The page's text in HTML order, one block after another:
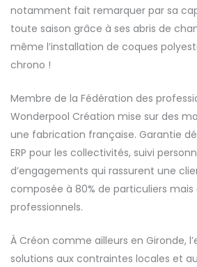
notamment fait remarquer par sa
toute saison grâce à ses abris de
même l’installation de coques
chrono !
Membre de la Fédération des
Wonderpool Création mise sur des
une fabrication française. Garantie
ERP pour les collectivités, suivi
d’engagements qui rassurent une
composée à 80% de particuliers mais
professionnels.
À Créon comme ailleurs en Gironde,
solutions aux contraintes locales et